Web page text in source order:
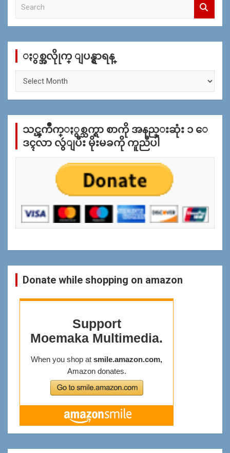
c
ႏွစ္အလိုုက္ ျပန္ရွာရန္
က္
န္
သင္ၾကိဳက္ႏွစ္သက္ရာ စာကို အနည္းဆုံး ၁ ေ
ဒၚလာ လွဴျပီး မိုးမခကို ကူညီပါ
Donate while shopping on amazon